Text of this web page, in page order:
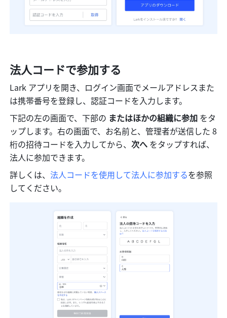
法人コードで参加する
Lark アプリを開き、ログイン画面でメールアドレスまた
は携帯番号を登録し、認証コードを入力します。
下記の左の画面で、下部の またはほかの組織に参加 をタ
ップします。右の画面で、お名前と、管理者が送信した 8
桁の招待コードを入力してから、次へ をタップすれば、
法人に参加できます。
詳しくは、 法人コードを使用して法人に参加するを参照
してください。